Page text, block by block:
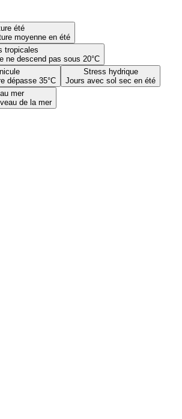
été
moyenne en été
tropicales
ne descend pas sous 20°C
dépasse 35°C
Stress hydrique
Jours avec sol sec en été
mer
de la mer